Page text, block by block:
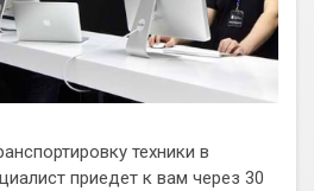
техники в
приедет к вам через 30